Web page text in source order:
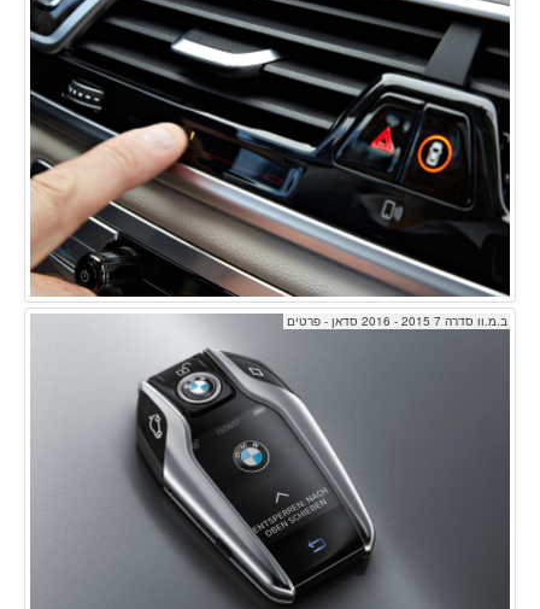
ב.מ.וו סדרה 7 2015 - 2016 סדאן - פרטים